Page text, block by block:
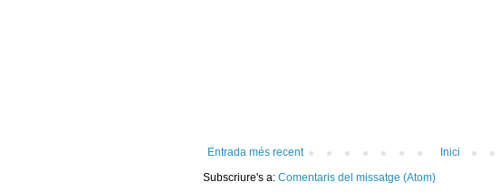
Entrada més recent
Inici
Subscriure's a: Comentaris del missatge (Atom)